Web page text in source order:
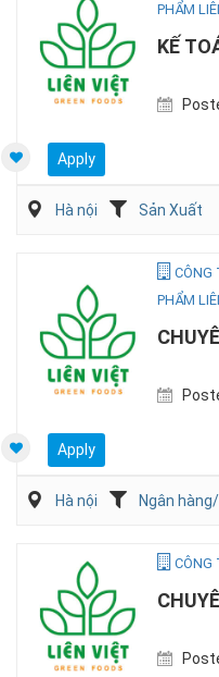
PHẨM
KẾ
Apply
Hà nội Sản Xuất
CÔNG
PHẨM
Apply
Hà nội Ngân
CÔNG